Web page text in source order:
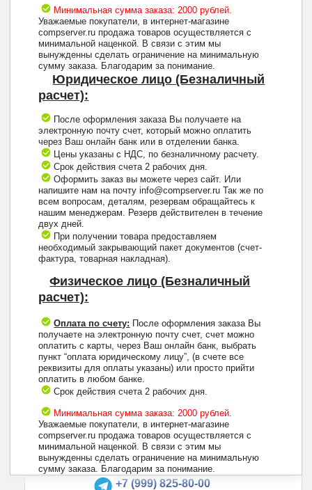
Минимальная сумма заказа: 2000 рублей.
Уважаемые покупатели, в интернет-магазине
compserver.ru продажа товаров осуществляется с
минимальной наценкой. В связи с этим мы
вынужденны сделать ограничение на минимальную
сумму заказа. Благодарим за понимание.
Юридическое лицо (Безналичный
расчет):
После оформления заказа Вы получаете на
электронную почту счет, который можно оплатить
через Ваш онлайн банк или в отделении банка.
Цены указаны с НДС, по безналичному расчету.
Срок действия счета 2 рабочих дня.
Оформить заказ вы можете через сайт. Или
напишите нам на почту info@compserver.ru Так же по
всем вопросам, деталям, резервам обращайтесь к
нашим менеджерам. Резерв действителен в течение
двух дней.
При получении товара предоставляем
необходимый закрывающий пакет документов (счет-
фактура, товарная накладная).
Физическое лицо (Безналичный
расчет):
Оплата по счету: После оформления заказа Вы
получаете на электронную почту счет, счет можно
оплатить с карты, через Ваш онлайн банк, выбрать
пункт “оплата юридическому лицу”, (в счете все
реквизиты для оплаты указаны) или просто прийти
оплатить в любом банке.
Срок действия счета 2 рабочих дня.
Минимальная сумма заказа: 2000 рублей.
Уважаемые покупатели, в интернет-магазине
compserver.ru продажа товаров осуществляется с
минимальной наценкой. В связи с этим мы
вынужденны сделать ограничение на минимальную
сумму заказа. Благодарим за понимание.
+7 (495) 223-13-47
+7 (999) 825-80-00